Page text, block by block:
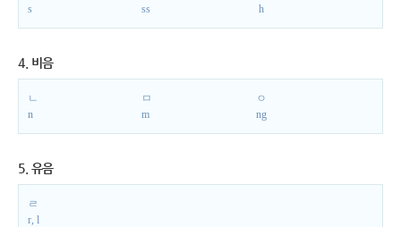
s
ss
h
4. 비음
ㄴ
n
ㅁ
m
ㅇ
ng
5. 유음
ㄹ
r, l